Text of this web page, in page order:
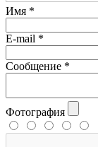
Имя *
E-mail *
Сообщение *
Фотография